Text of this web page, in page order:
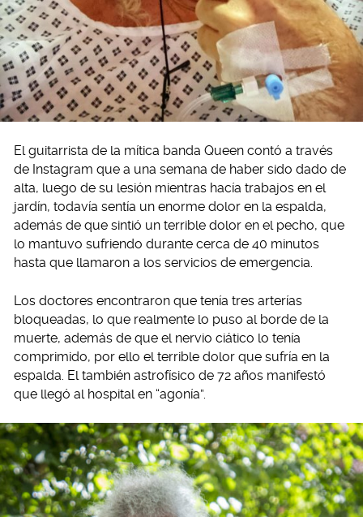
El guitarrista de la mítica banda Queen contó a través
de Instagram que a una semana de haber sido dado de
alta, luego de su lesión mientras hacía trabajos en el
jardín, todavía sentía un enorme dolor en la espalda,
además de que sintió un terrible dolor en el pecho, que
lo mantuvo sufriendo durante cerca de 40 minutos
hasta que llamaron a los servicios de emergencia.
Los doctores encontraron que tenía tres arterías
bloqueadas, lo que realmente lo puso al borde de la
muerte, además de que el nervio ciático lo tenía
comprimido, por ello el terrible dolor que sufría en la
espalda. El también astrofísico de 72 años manifestó
que llegó al hospital en “agonía”.